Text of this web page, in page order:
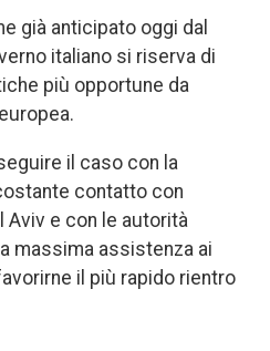
già anticipato oggi dal
italiano si riserva di
più opportune da
il caso con la
contatto con
Aviv e con le autorità
massima assistenza ai
il più rapido rientro